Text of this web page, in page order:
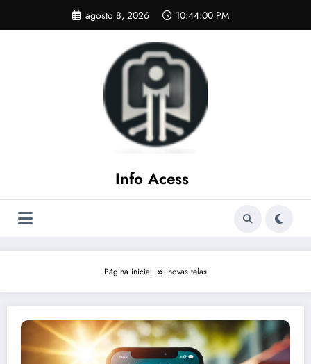
o
agosto 8, 2026 10:44:01 PM
Info Acess
Página inicial novas telas